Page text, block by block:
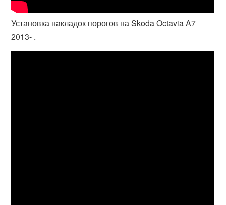
Установка накладок порогов на Skoda Octavia A7
2013- .